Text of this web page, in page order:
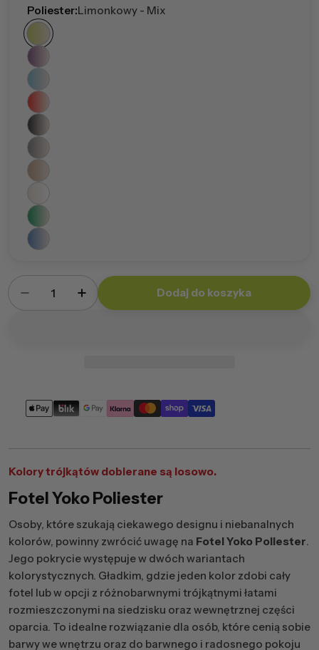
Poliester:Limonkowy - Mix
Ilość
Zmniejsz ilość dla Fotel Yoko Poliester Mix
Zwiększ ilość dla Fotel Yoko Poliester
Dodaj do koszyka
Metody
Kolory trójkątów dobierane są losowo.
Fotel Yoko Poliester
Osoby, które szukają ciekawego designu i niebanalnych
kolorów, powinny zwrócić uwagę na Fotel Yoko Poliester.
Jego pokrycie występuje w dwóch wariantach
kolorystycznych. Gładkim, gdzie jeden kolor zdobi cały
fotel lub w opcji z różnobarwnymi trójkątnymi łatami
rozmieszczonymi na siedzisku oraz wewnętrznej części
oparcia. To idealne rozwiązanie dla osób, które cenią sobie
barwy we wnętrzu oraz do barwnego i radosnego pokoju